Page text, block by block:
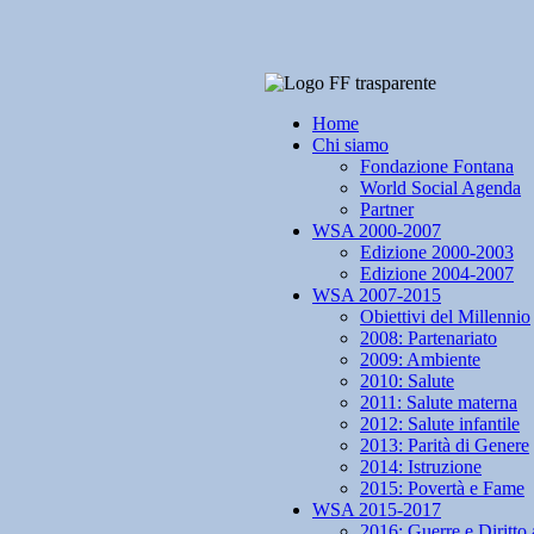
Home
Chi siamo
Fondazione Fontana
World Social Agenda
Partner
WSA 2000-2007
Edizione 2000-2003
Edizione 2004-2007
WSA 2007-2015
Obiettivi del Millennio
2008: Partenariato
2009: Ambiente
2010: Salute
2011: Salute materna
2012: Salute infantile
2013: Parità di Genere
2014: Istruzione
2015: Povertà e Fame
WSA 2015-2017